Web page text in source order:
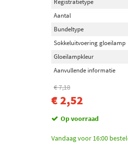
Registratietype
Aantal
Bundeltype
Sokkeluitvoering gloeilamp
Gloeilampkleur
Aanvullende informatie
€ 7,18
€ 2,52
Op voorraad
Vandaag voor 16:00